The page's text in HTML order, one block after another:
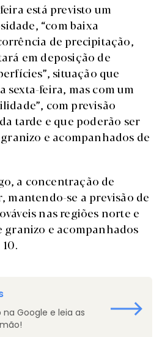
está previsto um
“com baixa
de precipitação,
em deposição de
situação que
sexta-feira, mas com um
com previsão
tarde e que poderão ser
e acompanhados de
a concentração de
se a previsão de
nas regiões norte e
granizo e acompanhados
na Google e leia as